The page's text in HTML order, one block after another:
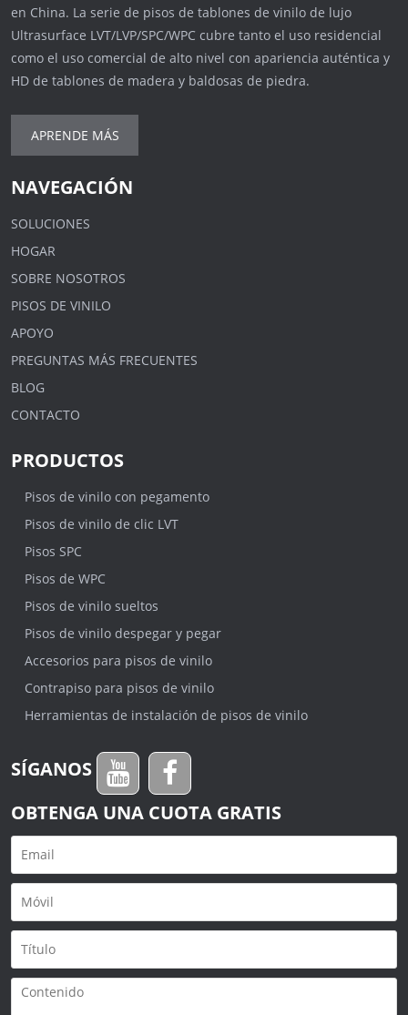
en China. La serie de pisos de tablones de vinilo de lujo
Ultrasurface LVT/LVP/SPC/WPC cubre tanto el uso residencial
como el uso comercial de alto nivel con apariencia auténtica y
HD de tablones de madera y baldosas de piedra.
APRENDE MÁS
NAVEGACIÓN
SOLUCIONES
HOGAR
SOBRE NOSOTROS
PISOS DE VINILO
APOYO
PREGUNTAS MÁS FRECUENTES
BLOG
CONTACTO
PRODUCTOS
Pisos de vinilo con pegamento
Pisos de vinilo de clic LVT
Pisos SPC
Pisos de WPC
Pisos de vinilo sueltos
Pisos de vinilo despegar y pegar
Accesorios para pisos de vinilo
Contrapiso para pisos de vinilo
Herramientas de instalación de pisos de vinilo
SÍGANOS
OBTENGA UNA CUOTA GRATIS